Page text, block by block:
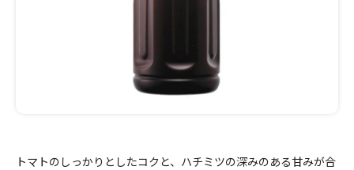
トマトのしっかりとしたコクと、ハチミツの深みのある甘みが合